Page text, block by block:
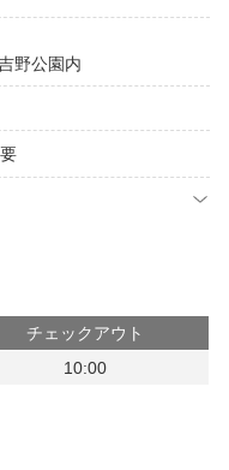
野公園内
チェックアウト
10:00